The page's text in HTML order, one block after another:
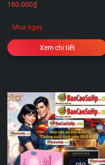
180.000₫
Mua ngay
Xem chi tiết